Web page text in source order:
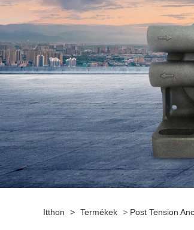
Itthon > Termékek > Post Tension